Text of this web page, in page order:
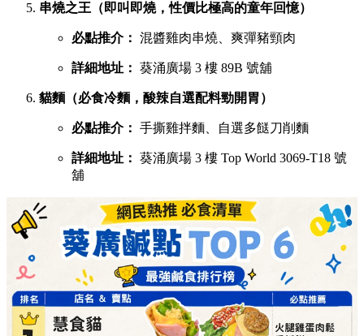
串燒之王（即叫即燒，性價比極高的童年回憶）
必點推介： 混醬雞肉串燒、爽彈豬頸肉
詳細地址： 葵涌廣場 3 樓 89B 號舖
貓麵（必食冷麵，酸辣自選配料勁開胃）
必點推介： 手撕雞拌麵、自選多餸刀削麵
詳細地址： 葵涌廣場 3 樓 Top World 3069-T18 號
舖